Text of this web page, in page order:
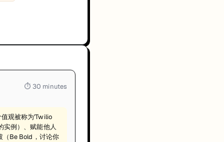
⏱ 30 minutes
观被称为'Twilio
实例）、赋能他人
（Be Bold，讨论你